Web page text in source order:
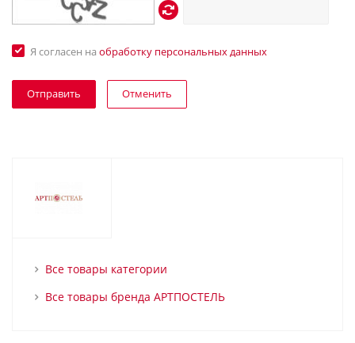
Я согласен на обработку персональных данных
Отменить
Все товары категории
Все товары бренда АРТПОСТЕЛЬ